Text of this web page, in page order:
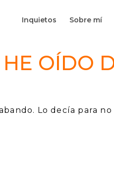
Inquietos Sobre mí
OÍDO
Lo decía para